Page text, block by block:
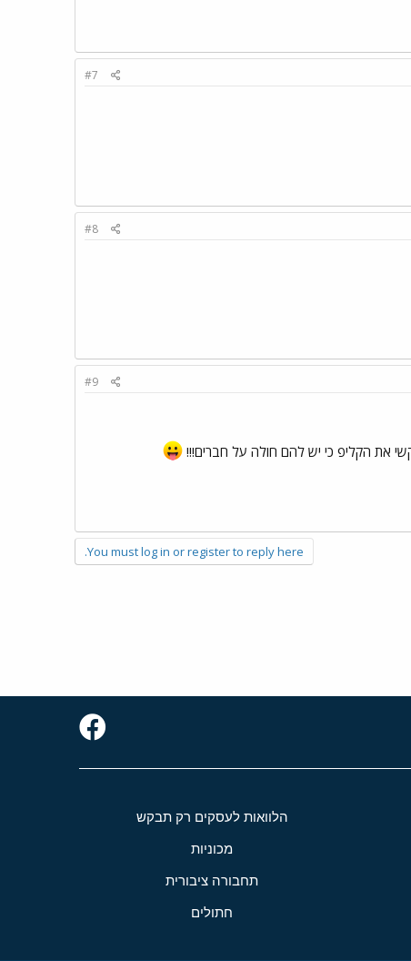
#7
#8
#9
You must log in or register to reply here.
הלוואות לעסקים רק תבקש
מכוניות
תחבורה ציבורית
חתולים